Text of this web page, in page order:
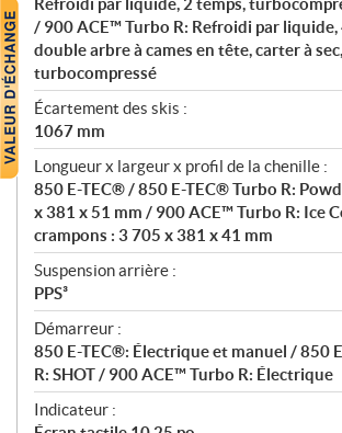
s
Refroidi par liquide, 2 temps,
/ 900 ACE™ Turbo R: Refroidi par liquide,
double arbre à cames en tête, carter à sec,
turbocompressé
Écartement des skis :
1067 mm
Longueur x largeur x profil de la chenille :
850 E-TEC® / 850 E-TEC® Turbo R:
x 381 x 51 mm / 900 ACE™ Turbo R: Ice
crampons : 3 705 x 381 x 41 mm
Suspension arrière :
PPS³
Démarreur :
850 E-TEC®: Électrique et manuel / 850
R: SHOT / 900 ACE™ Turbo R: Électrique
Indicateur :